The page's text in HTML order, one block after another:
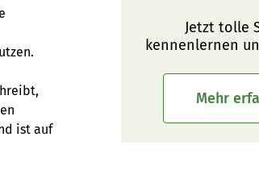
ist auf
Jetzt tolle
kennenlernen
Mehr